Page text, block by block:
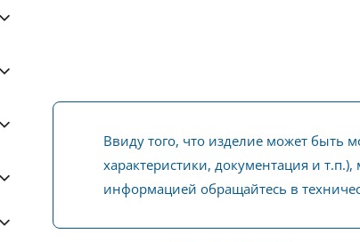
Ввиду того, что изделие может быть
характеристики, документация и
информацией обращайтесь в